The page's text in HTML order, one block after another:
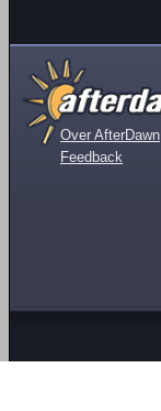
Over AfterDawn
Feedback